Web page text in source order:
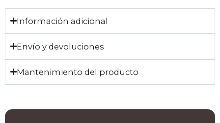
Información adicional
Envío y devoluciones
Mantenimiento del producto